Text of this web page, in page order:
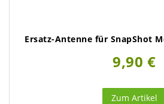
Ersatz-Antenne für SnapShot
9,90 €
Zum Artikel